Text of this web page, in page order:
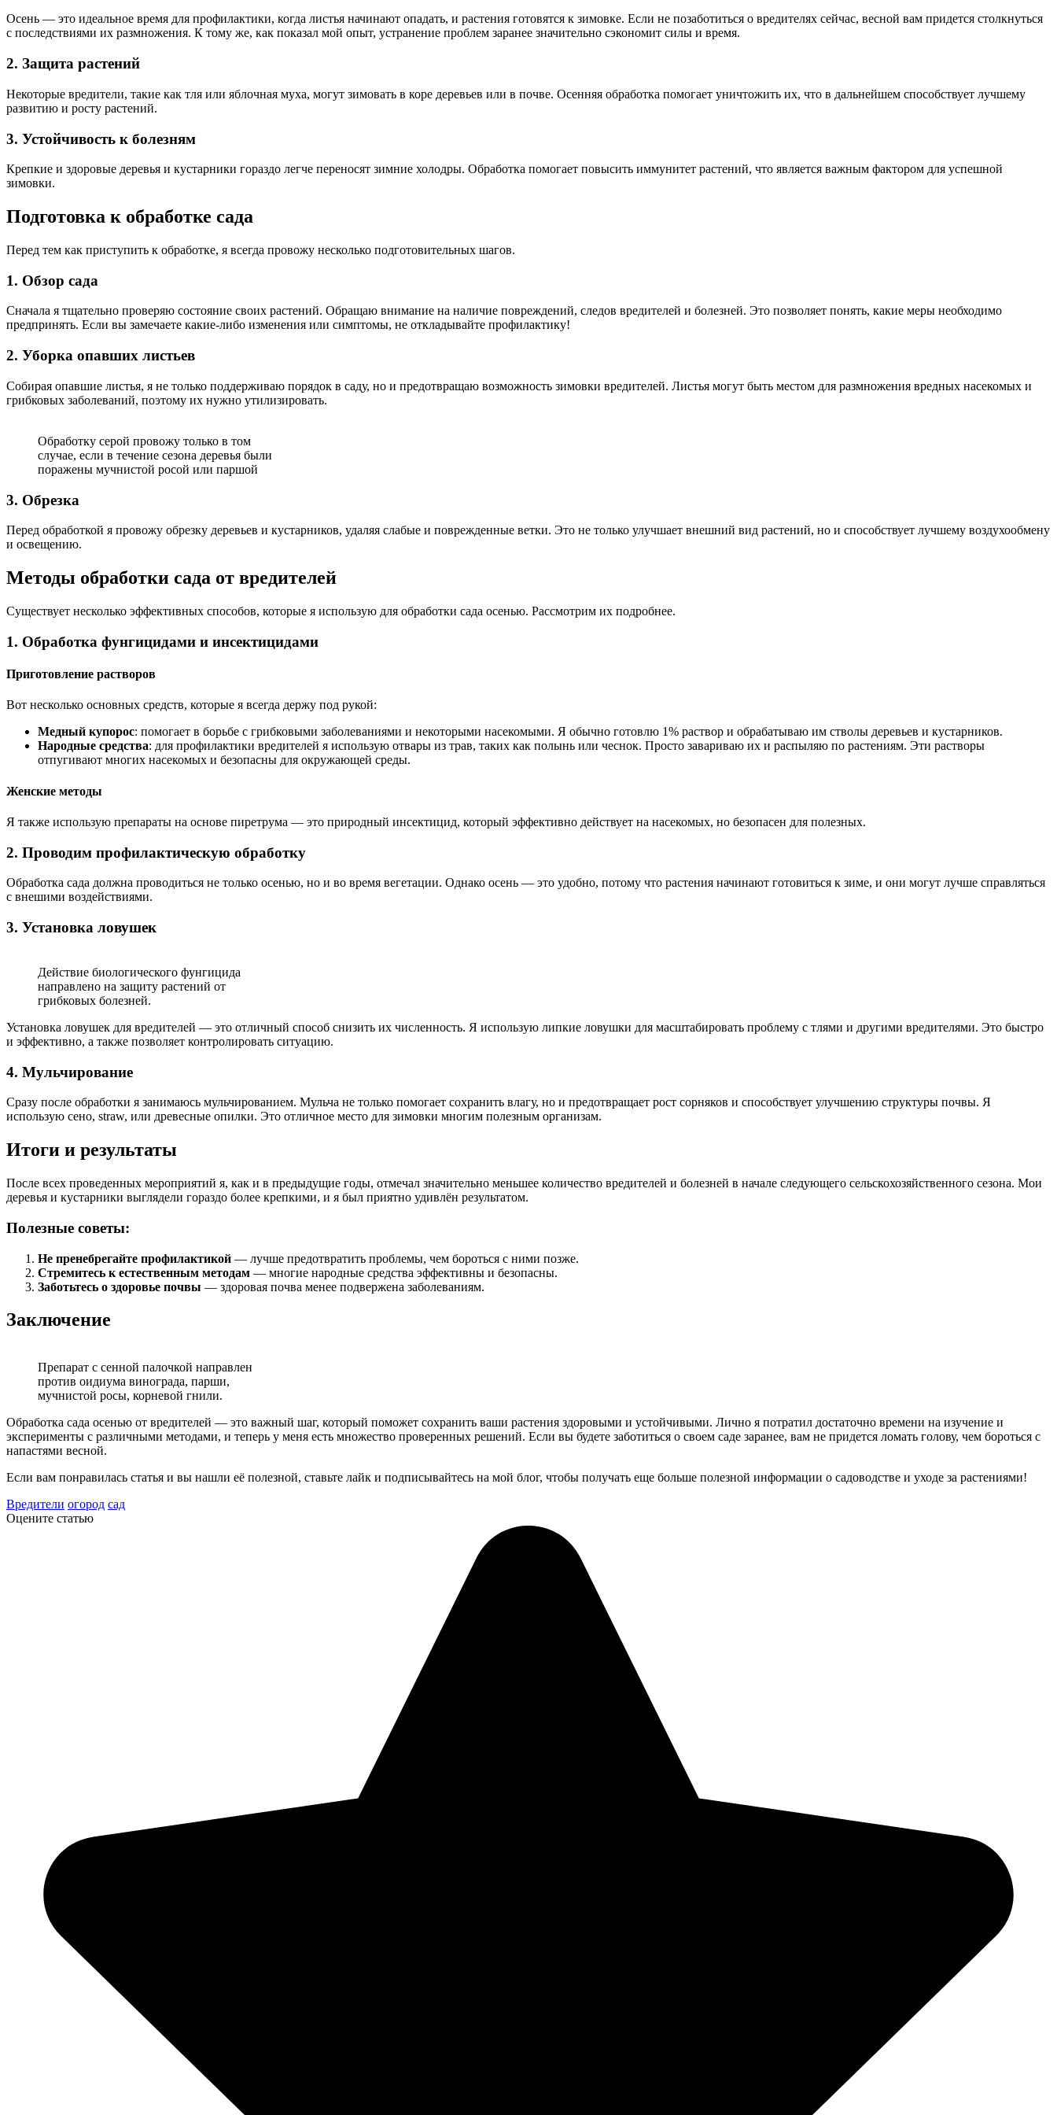
Осень — это идеальное время для профилактики, когда листья начинают опадать, и растения готовятся к зимовке. Если не позаботиться о вредителях сейчас, весной вам придется столкнуться
с последствиями их размножения. К тому же, как показал мой опыт, устранение проблем заранее значительно сэкономит силы и время.
2. Защита растений
Некоторые вредители, такие как тля или яблочная муха, могут зимовать в коре деревьев или в почве. Осенняя обработка помогает уничтожить их, что в дальнейшем способствует лучшему
развитию и росту растений.
3. Устойчивость к болезням
Крепкие и здоровые деревья и кустарники гораздо легче переносят зимние холодры. Обработка помогает повысить иммунитет растений, что является важным фактором для успешной
зимовки.
Подготовка к обработке сада
Перед тем как приступить к обработке, я всегда провожу несколько подготовительных шагов.
1. Обзор сада
Сначала я тщательно проверяю состояние своих растений. Обращаю внимание на наличие повреждений, следов вредителей и болезней. Это позволяет понять, какие меры необходимо
предпринять. Если вы замечаете какие-либо изменения или симптомы, не откладывайте профилактику!
2. Уборка опавших листьев
Собирая опавшие листья, я не только поддерживаю порядок в саду, но и предотвращаю возможность зимовки вредителей. Листья могут быть местом для размножения вредных насекомых и
грибковых заболеваний, поэтому их нужно утилизировать.
Обработку серой провожу только в том
случае, если в течение сезона деревья были
поражены мучнистой росой или паршой
3. Обрезка
Перед обработкой я провожу обрезку деревьев и кустарников, удаляя слабые и поврежденные ветки. Это не только улучшает внешний вид растений, но и способствует лучшему воздухообмену
и освещению.
Методы обработки сада от вредителей
Существует несколько эффективных способов, которые я использую для обработки сада осенью. Рассмотрим их подробнее.
1. Обработка фунгицидами и инсектицидами
Приготовление растворов
Вот несколько основных средств, которые я всегда держу под рукой:
Медный купорос: помогает в борьбе с грибковыми заболеваниями и некоторыми насекомыми. Я обычно готовлю 1% раствор и обрабатываю им стволы деревьев и кустарников.
Народные средства: для профилактики вредителей я использую отвары из трав, таких как полынь или чеснок. Просто завариваю их и распыляю по растениям. Эти растворы
отпугивают многих насекомых и безопасны для окружающей среды.
Женские методы
Я также использую препараты на основе пиретрума — это природный инсектицид, который эффективно действует на насекомых, но безопасен для полезных.
2. Проводим профилактическую обработку
Обработка сада должна проводиться не только осенью, но и во время вегетации. Однако осень — это удобно, потому что растения начинают готовиться к зиме, и они могут лучше справляться
с внешими воздействиями.
3. Установка ловушек
Действие биологического фунгицида
направлено на защиту растений от
грибковых болезней.
Установка ловушек для вредителей — это отличный способ снизить их численность. Я использую липкие ловушки для масштабировать проблему с тлями и другими вредителями. Это быстро
и эффективно, а также позволяет контролировать ситуацию.
4. Мульчирование
Сразу после обработки я занимаюсь мульчированием. Мульча не только помогает сохранить влагу, но и предотвращает рост сорняков и способствует улучшению структуры почвы. Я
использую сено, straw, или древесные опилки. Это отличное место для зимовки многим полезным организам.
Итоги и результаты
После всех проведенных мероприятий я, как и в предыдущие годы, отмечал значительно меньшее количество вредителей и болезней в начале следующего сельскохозяйственного сезона. Мои
деревья и кустарники выглядели гораздо более крепкими, и я был приятно удивлён результатом.
Полезные советы:
Не пренебрегайте профилактикой — лучше предотвратить проблемы, чем бороться с ними позже.
Стремитесь к естественным методам — многие народные средства эффективны и безопасны.
Заботьтесь о здоровье почвы — здоровая почва менее подвержена заболеваниям.
Заключение
Препарат с сенной палочкой направлен
против оидиума винограда, парши,
мучнистой росы, корневой гнили.
Обработка сада осенью от вредителей — это важный шаг, который поможет сохранить ваши растения здоровыми и устойчивыми. Лично я потратил достаточно времени на изучение и
эксперименты с различными методами, и теперь у меня есть множество проверенных решений. Если вы будете заботиться о своем саде заранее, вам не придется ломать голову, чем бороться с
напастями весной.
Если вам понравилась статья и вы нашли её полезной, ставьте лайк и подписывайтесь на мой блог, чтобы получать еще больше полезной информации о садоводстве и уходе за растениями!
Вредители огород сад
Оцените статью